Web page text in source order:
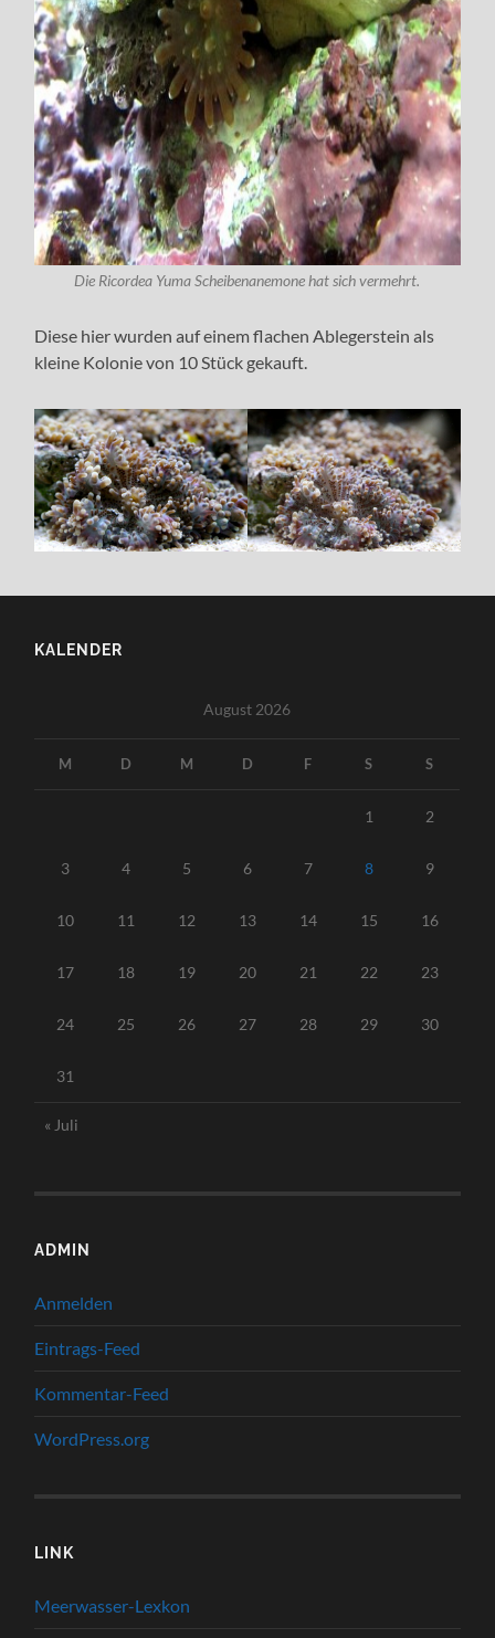
Die Ricordea Yuma Scheibenanemone hat sich vermehrt.
Diese hier wurden auf einem flachen Ablegerstein als
kleine Kolonie von 10 Stück gekauft.
KALENDER
August 2026
M D M D F S S
1 2
3 4 5 6 7 8 9
10 11 12 13 14 15 16
17 18 19 20 21 22 23
24 25 26 27 28 29 30
31
« Juli
ADMIN
Anmelden
Eintrags-Feed
Kommentar-Feed
WordPress.org
LINK
Meerwasser-Lexkon